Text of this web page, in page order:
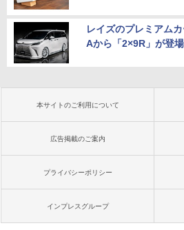
レイズのプレミアム
Aから「2×9R」が登場
本サイトのご利用について
広告掲載のご案内
プライバシーポリシー
インプレスグループ